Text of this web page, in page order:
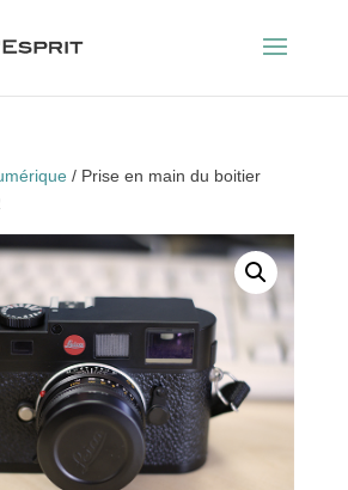
/ Prise en main du boitier